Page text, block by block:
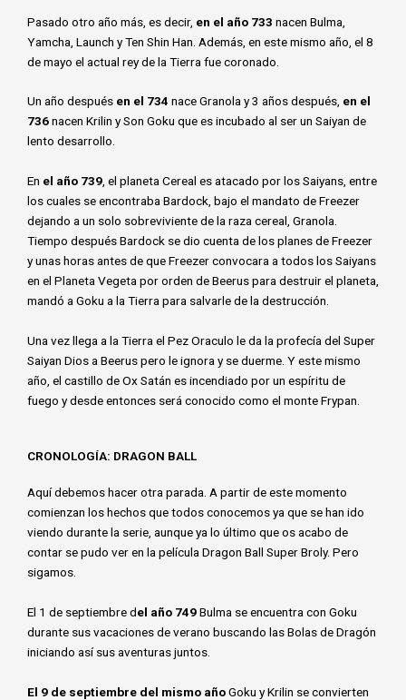
Pasado otro año más, es decir, en el año 733 nacen Bulma,
Yamcha, Launch y Ten Shin Han. Además, en este mismo año, el 8
de mayo el actual rey de la Tierra fue coronado.
Un año después en el 734 nace Granola y 3 años después, en el
736nacen Krilin y Son Goku que es incubado al ser un Saiyan de
lento desarrollo.
En el año 739, el planeta Cereal es atacado por los Saiyans, entre
los cuales se encontraba Bardock, bajo el mandato de Freezer
dejando a un solo sobreviviente de la raza cereal, Granola.
Tiempo después Bardock se dio cuenta de los planes de Freezer
y unas horas antes de que Freezer convocara a todos los Saiyans
en el Planeta Vegeta por orden de Beerus para destruir el planeta,
mandó a Goku a la Tierra para salvarle de la destrucción.
Una vez llega a la Tierra el Pez Oraculo le da la profecía del Super
Saiyan Dios a Beerus pero le ignora y se duerme. Y este mismo
año, el castillo de Ox Satán es incendiado por un espíritu de
fuego y desde entonces será conocido como el monte Frypan.
CRONOLOGÍA: DRAGON BALL
Aquí debemos hacer otra parada. A partir de este momento
comienzan los hechos que todos conocemos ya que se han ido
viendo durante la serie, aunque ya lo último que os acabo de
contar se pudo ver en la película Dragon Ball Super Broly. Pero
sigamos.
El 1 de septiembre del año 749Bulma se encuentra con Goku
durante sus vacaciones de verano buscando las Bolas de Dragón
iniciando así sus aventuras juntos.
El 9 de septiembre del mismo añoGoku y Krilin se convierten